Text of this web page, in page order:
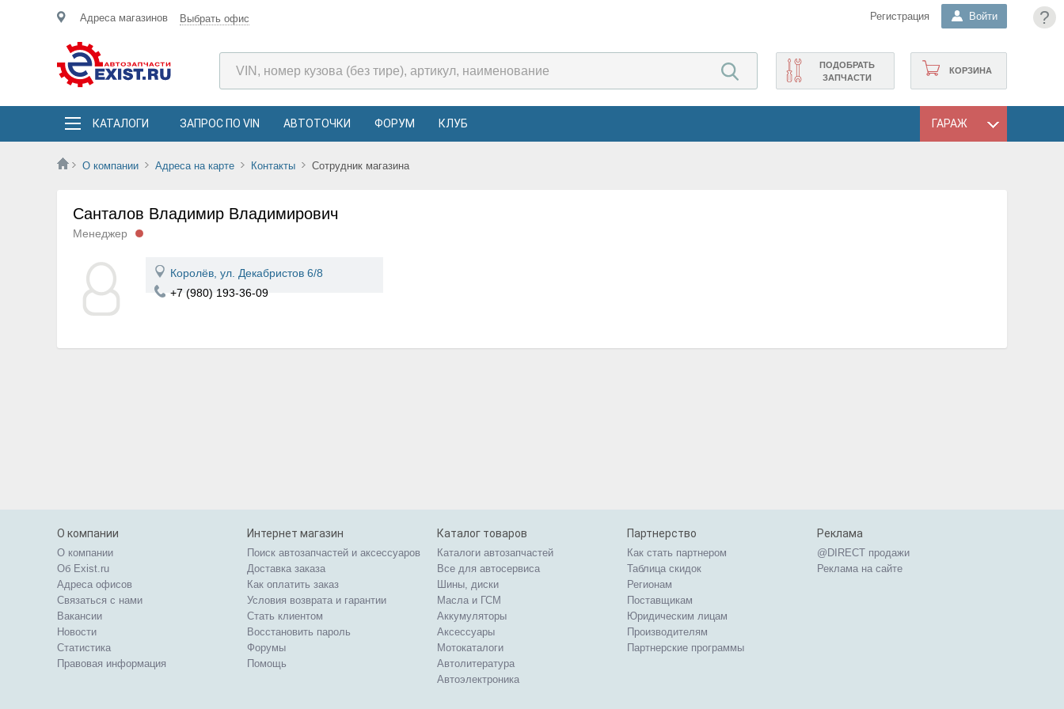
?
Адреса магазинов Выбрать офис Регистрация Войти
КОРЗИНА
ПОДОБРАТЬ
ЗАПЧАСТИ
КАТАЛОГИ ЗАПРОС ПО VIN АВТОТОЧКИ ФОРУМ КЛУБ ГАРАЖ
О компании Адреса на карте Контакты Сотрудник магазина
Санталов Владимир Владимирович
Менеджер
Королёв, ул. Декабристов 6/8
+7 (980) 193-36-09
О компании
О компании
Об Exist.ru
Адреса офисов
Связаться с нами
Вакансии
Новости
Статистика
Правовая информация
Интернет магазин
Поиск автозапчастей и аксессуаров
Доставка заказа
Как оплатить заказ
Условия возврата и гарантии
Стать клиентом
Восстановить пароль
Форумы
Помощь
Каталог товаров
Каталоги автозапчастей
Все для автосервиса
Шины, диски
Масла и ГСМ
Аккумуляторы
Аксессуары
Мотокаталоги
Автолитература
Автоэлектроника
Партнерство
Как стать партнером
Таблица скидок
Регионам
Поставщикам
Юридическим лицам
Производителям
Партнерские программы
Реклама
@DIRECT продажи
Реклама на сайте